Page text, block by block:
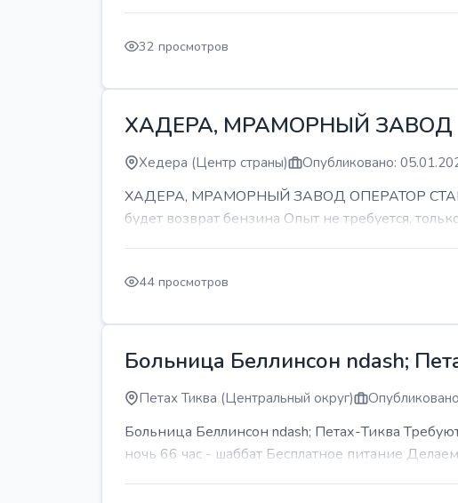
32 просмотров
ХАДЕРА, МРАМОРНЫЙ ЗАВОД
Хедера (Центр страны) Опубликовано:
ХАДЕРА, МРАМОРНЫЙ ЗАВОД ОПЕРАТОР СТАНКА
будет возврат бензина Опыт не требуется,
44 просмотров
Больница Беллинсон ndash;
Петах Тиква (Центральный округ)
Больница Беллинсон ndash; Петах-Тиква
ночь 66 час - шаббат Бесплатное питание